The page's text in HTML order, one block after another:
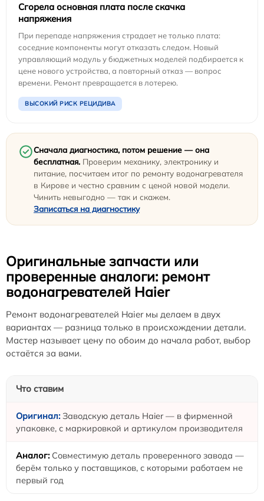
Сгорела основная плата после скачка
напряжения
При перепаде напряжения страдает не только плата:
соседние компоненты могут отказать следом. Новый
управляющий модуль у бюджетных моделей подбирается к
цене нового устройства, а повторный отказ — вопрос
времени. Ремонт превращается в лотерею.
ВЫСОКИЙ РИСК РЕЦИДИВА
Сначала диагностика, потом решение — она
бесплатная. Проверим механику, электронику и
питание, посчитаем итог по ремонту водонагревателя
в Кирове и честно сравним с ценой новой модели.
Чинить невыгодно — так и скажем.
Записаться на диагностику
Оригинальные запчасти или
проверенные аналоги: ремонт
водонагревателей Haier
Ремонт водонагревателей Haier мы делаем в двух
вариантах — разница только в происхождении детали.
Мастер называет цену по обоим до начала работ, выбор
остаётся за вами.
Что ставим
Заводскую деталь Haier — в фирменной
упаковке, с маркировкой и артикулом производителя
Совместимую деталь проверенного завода —
берём только у поставщиков, с которыми работаем не
первый год